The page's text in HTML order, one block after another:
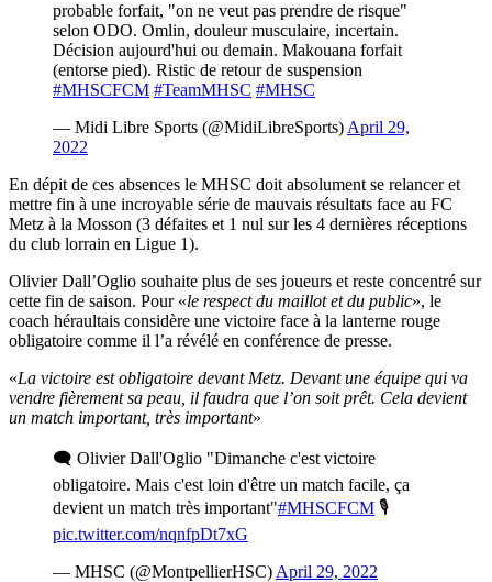
probable forfait, "on ne veut pas prendre de risque"
selon ODO. Omlin, douleur musculaire, incertain.
Décision aujourd'hui ou demain. Makouana forfait
(entorse pied). Ristic de retour de suspension
#MHSCFCM #TeamMHSC #MHSC
— Midi Libre Sports (@MidiLibreSports)April 29,
2022
En dépit de ces absences le MHSC doit absolument se relancer et
mettre fin à une incroyable série de mauvais résultats face au FC
Metz à la Mosson (3 défaites et 1 nul sur les 4 dernières réceptions
du club lorrain en Ligue 1).
Olivier Dall’Oglio souhaite plus de ses joueurs et reste concentré sur
cette fin de saison. Pour «le respect du maillot et du public», le
coach héraultais considère une victoire face à la lanterne rouge
obligatoire comme il l’a révélé en conférence de presse.
«La victoire est obligatoire devant Metz. Devant une équipe qui va
vendre fièrement sa peau, il faudra que l’on soit prêt. Cela devient
un match important, très important»
🗨️ Olivier Dall'Oglio "Dimanche c'est victoire
obligatoire. Mais c'est loin d'être un match facile, ça
devient un match très important"#MHSCFCM 🎙️
pic.twitter.com/nqnfpDt7xG
— MHSC (@MontpellierHSC)April 29, 2022